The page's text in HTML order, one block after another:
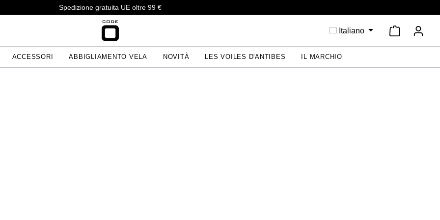
Spedizione gratuita UE oltre 99 €
Italiano Il carrello
ACCESSORI ABBIGLIAMENTO VELA NOVITÀ LES VOILES D'ANTIBES IL MARCHIO